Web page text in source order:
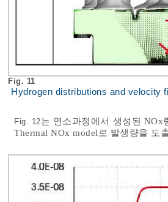
Fig. 11
Hydrogen distributions and velocity
Fig. 12는 연소과정에서 생성된 NOx
Thermal NOx model로 발생량을 도